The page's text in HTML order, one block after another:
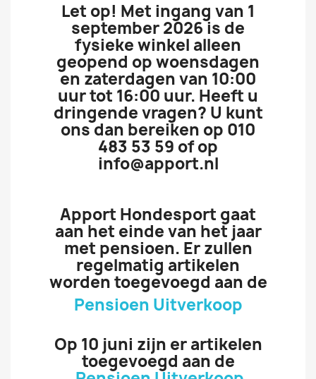
Let op! Met ingang van 1
september 2026 is de
fysieke winkel alleen
geopend op woensdagen
en zaterdagen van 10:00
uur tot 16:00 uur. Heeft u
dringende vragen? U kunt
ons dan bereiken op 010
483 53 59 of op
info@apport.nl
Apport Hondesport gaat
aan het einde van het jaar
met pensioen. Er zullen
regelmatig artikelen
worden toegevoegd aan de
Pensioen Uitverkoop
Op 10 juni zijn er artikelen
toegevoegd aan de